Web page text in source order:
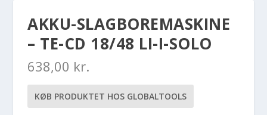
AKKU-SLAGBOREMASKINE
– TE-CD 18/48 LI-I-SOLO
638,00 kr.
KØB PRODUKTET HOS GLOBALTOOLS